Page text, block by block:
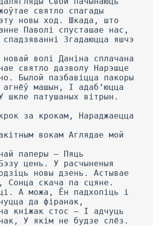
святло спагады
новы ход. Шкада, што
Паволі спусташае нас,
Згадаюцца яшчэ
новай волі Даніна сплачана
святло дазволу Нарэшце
Былой пазбавіцца пакоры
машын, I адаб’юцца
шкле патушаных вітрын.
за крокам, Нараджаецца
вокам Аглядае мой
паперы — Пяць
цень. У расчыненыя
новы дзень. Астывае
Сонца скача па сцяне.
А можа, Ён падхопіць і
да фіранак,
кніжак стос — I адчуць
У якім не будзе слёз.